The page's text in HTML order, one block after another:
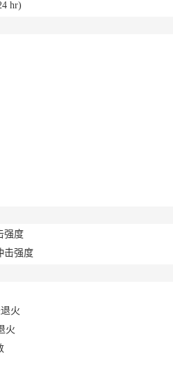
hr)
强度
击强度
火
火